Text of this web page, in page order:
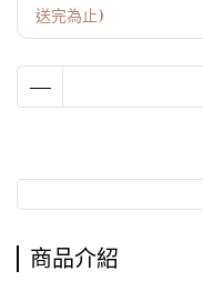
送完為止)
商品介紹